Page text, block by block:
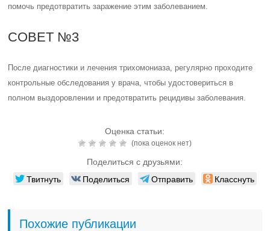
помочь предотвратить заражение этим заболеванием.
СОВЕТ №3
После диагностики и лечения трихомониаза, регулярно проходите
контрольные обследования у врача, чтобы удостовериться в
полном выздоровлении и предотвратить рецидивы заболевания.
Оценка статьи:
(пока оценок нет)
Поделиться с друзьями:
Твитнуть Поделиться Отправить Класснуть
Похожие публикации